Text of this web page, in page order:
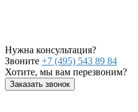
Нужна консультация?
Звоните +7 (495) 543 89 84
Хотите, мы вам перезвоним?
Заказать звонок